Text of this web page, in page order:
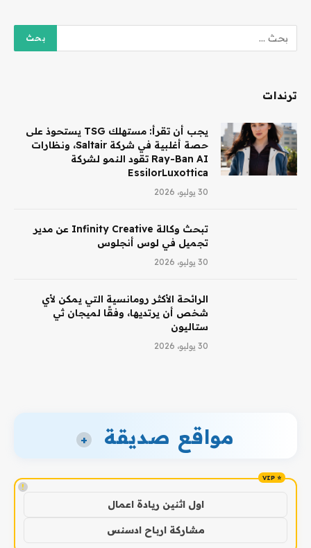
ترندات
يجب أن تقرأ: مستهلك TSG يستحوذ على
حصة أغلبية في شركة Saltair، ونظارات
Ray-Ban AI تقود النمو لشركة
EssilorLuxottica
30 يوليو، 2026
تبحث وكالة Infinity Creative عن مدير
تجميل في لوس أنجلوس
30 يوليو، 2026
الرائحة الأكثر رومانسية التي يمكن لأي
شخص أن يرتديها، وفقًا لميجان ثي
ستاليون
30 يوليو، 2026
مواقع صديقة +
!
اول اثنين ريادة اعمال
مشاركة ارباح ادسنس